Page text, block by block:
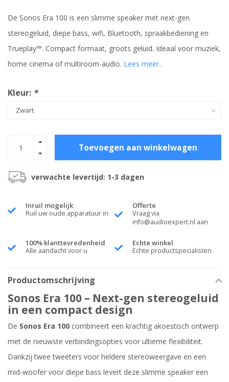
De Sonos Era 100 is een slimme speaker met next-gen
stereogeluid, diepe bass, wifi, Bluetooth, spraakbediening en
Trueplay™. Compact formaat, groots geluid. Ideaal voor muziek,
home cinema of multiroom-audio. Lees meer..
Kleur: *
Toevoegen aan winkelwagen
verwachte levertijd: 1-3 dagen
Inruil mogelijk
Ruil uw oude apparatuur in
Offerte
Vraag via
info@audioexpert.nl aan
100% klanttevredenheid
Alle aandacht voor u
Echte winkel
Echte productspecialisten
Productomschrijving
Sonos Era 100 – Next-gen stereogeluid
in een compact design
De Sonos Era 100 combineert een krachtig akoestisch ontwerp
met de nieuwste verbindingsopties voor ultieme flexibiliteit.
Dankzij twee tweeters voor heldere stereoweergave en een
mid-woofer voor diepe bass levert deze slimme speaker een